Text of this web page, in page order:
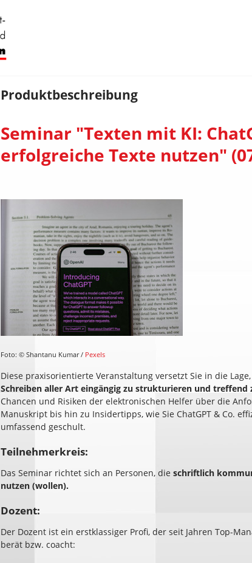
Produktbeschreibung
Seminar "Texten mit KI:
erfolgreiche Texte nutzen"
Foto: © Shantanu Kumar / Pexels
Diese praxisorientierte Veranstaltung versetzt Sie in die
Schreiben aller Art eingängig zu strukturieren und treffend
Chancen und Risiken der elektronischen Helfer über die
Manuskript bis hin zu Insidertipps, wie Sie ChatGPT & Co.
umfassend geschult.
Teilnehmerkreis:
Das Seminar richtet sich an Personen, die schriftlich
nutzen (wollen).
Dozent:
Der Dozent ist ein erstklassiger Profi, der seit Jahren Top-
berät bzw. coacht: